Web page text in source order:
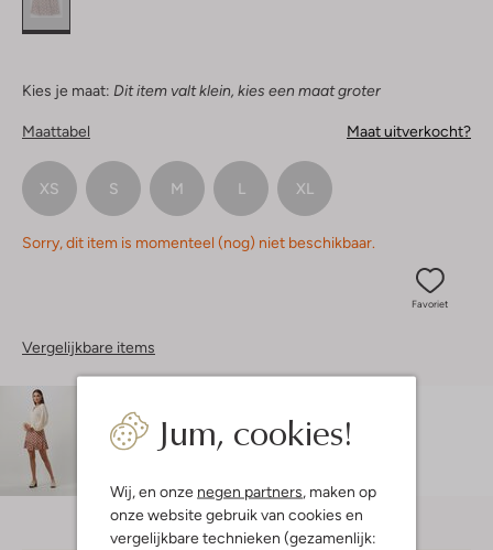
Jum, cookies!
Wij, en onze negen partners , maken op
onze website gebruik van cookies en
vergelijkbare technieken (gezamenlijk:
Kies je maat: Dit item valt klein, kies een maat groter
Maattabel Maat uitverkocht?
XS S M L XL
Sorry, dit item is momenteel (nog) niet beschikbaar.
Favoriet
Vergelijkbare items
Lexi is 1 meter 75 lang en draagt maat S.